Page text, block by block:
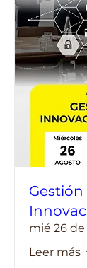
Gestión
mié 26
Leer más